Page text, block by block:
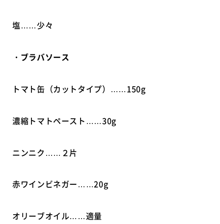
塩……少々
・ブラバソース
トマト缶（カットタイプ）……150g
濃縮トマトペースト……30g
ニンニク……２片
赤ワインビネガー……20g
オリーブオイル……適量